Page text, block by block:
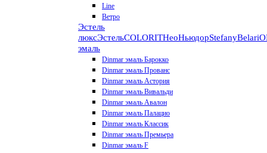
Line
Ветро
Эстель
люксЭстельCOLORITНеоНьюдорStefanyBelari
эмаль
Dinmar эмаль Барокко
Dinmar эмаль Прованс
Dinmar эмаль Астория
Dinmar эмаль Вивальди
Dinmar эмаль Авалон
Dinmar эмаль Палацио
Dinmar эмаль Классик
Dinmar эмаль Премьера
Dinmar эмаль F